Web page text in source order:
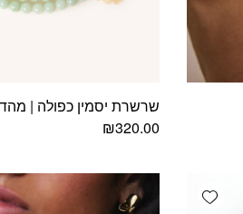
שרשרת יסמין כפולה |
₪320.00
Add wishlist